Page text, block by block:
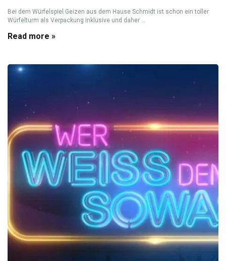
Bei dem Würfelspiel Geizen aus dem Hause Schmidt ist schon ein toller
Würfelturm als Verpackung inklusive und daher ...
Read more »